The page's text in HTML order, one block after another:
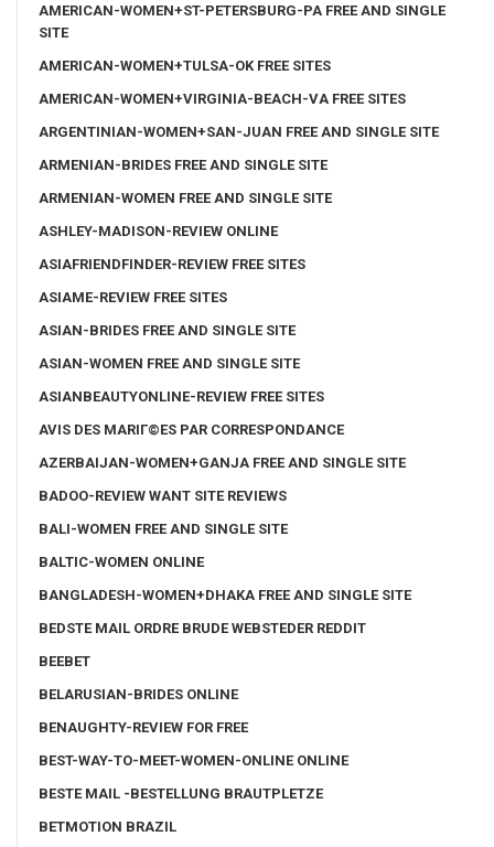
AMERICAN-WOMEN+ST-PETERSBURG-PA FREE AND SINGLE
SITE
AMERICAN-WOMEN+TULSA-OK FREE SITES
AMERICAN-WOMEN+VIRGINIA-BEACH-VA FREE SITES
ARGENTINIAN-WOMEN+SAN-JUAN FREE AND SINGLE SITE
ARMENIAN-BRIDES FREE AND SINGLE SITE
ARMENIAN-WOMEN FREE AND SINGLE SITE
ASHLEY-MADISON-REVIEW ONLINE
ASIAFRIENDFINDER-REVIEW FREE SITES
ASIAME-REVIEW FREE SITES
ASIAN-BRIDES FREE AND SINGLE SITE
ASIAN-WOMEN FREE AND SINGLE SITE
ASIANBEAUTYONLINE-REVIEW FREE SITES
AVIS DES MARIГ©ES PAR CORRESPONDANCE
AZERBAIJAN-WOMEN+GANJA FREE AND SINGLE SITE
BADOO-REVIEW WANT SITE REVIEWS
BALI-WOMEN FREE AND SINGLE SITE
BALTIC-WOMEN ONLINE
BANGLADESH-WOMEN+DHAKA FREE AND SINGLE SITE
BEDSTE MAIL ORDRE BRUDE WEBSTEDER REDDIT
BEEBET
BELARUSIAN-BRIDES ONLINE
BENAUGHTY-REVIEW FOR FREE
BEST-WAY-TO-MEET-WOMEN-ONLINE ONLINE
BESTE MAIL -BESTELLUNG BRAUTPLETZE
BETMOTION BRAZIL